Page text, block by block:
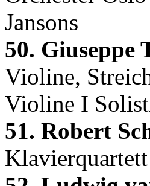
Jansons
50. Giuseppe
Violine,
Violine I
51. Robert